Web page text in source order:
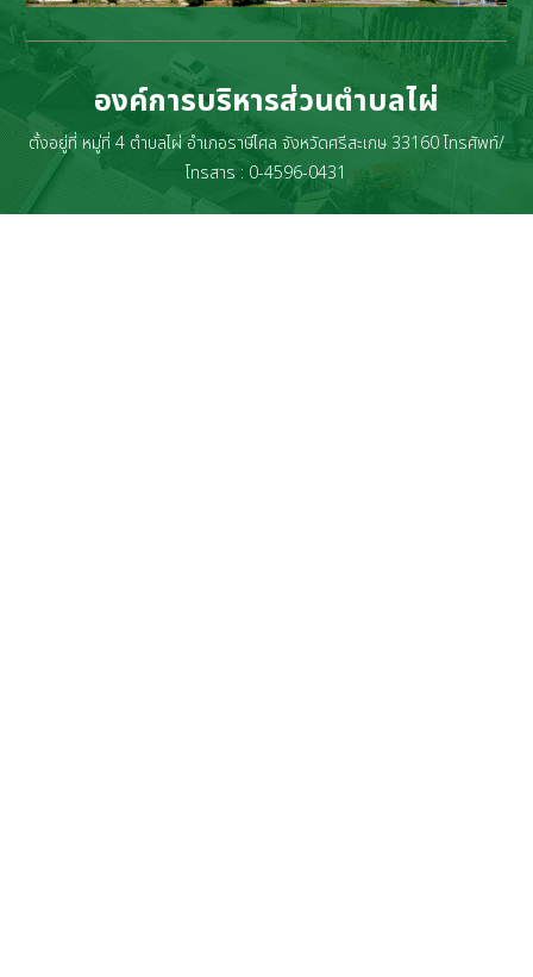
องค์การบริหารส่วนตำบลไผ่
ตั้งอยู่ที่ หมู่ที่ 4 ตำบลไผ่ อำเภอราษีไศล จังหวัดศรีสะเกษ 33160 โทรศัพท์/
โทรสาร : 0-4596-0431